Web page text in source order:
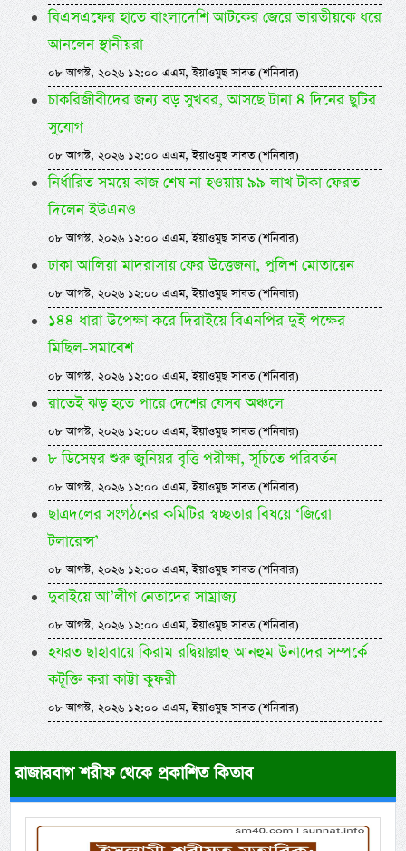
বিএসএফের হাতে বাংলাদেশি আটকের জেরে ভারতীয়কে ধরে
আনলেন স্থানীয়রা
০৮ আগস্ট, ২০২৬ ১২:০০ এএম, ইয়াওমুছ সাবত (শনিবার)
চাকরিজীবীদের জন্য বড় সুখবর, আসছে টানা ৪ দিনের ছুটির
সুযোগ
০৮ আগস্ট, ২০২৬ ১২:০০ এএম, ইয়াওমুছ সাবত (শনিবার)
নির্ধারিত সময়ে কাজ শেষ না হওয়ায় ৯৯ লাখ টাকা ফেরত
দিলেন ইউএনও
০৮ আগস্ট, ২০২৬ ১২:০০ এএম, ইয়াওমুছ সাবত (শনিবার)
ঢাকা আলিয়া মাদরাসায় ফের উত্তেজনা, পুলিশ মোতায়েন
০৮ আগস্ট, ২০২৬ ১২:০০ এএম, ইয়াওমুছ সাবত (শনিবার)
১৪৪ ধারা উপেক্ষা করে দিরাইয়ে বিএনপির দুই পক্ষের
মিছিল-সমাবেশ
০৮ আগস্ট, ২০২৬ ১২:০০ এএম, ইয়াওমুছ সাবত (শনিবার)
রাতেই ঝড় হতে পারে দেশের যেসব অঞ্চলে
০৮ আগস্ট, ২০২৬ ১২:০০ এএম, ইয়াওমুছ সাবত (শনিবার)
৮ ডিসেম্বর শুরু জুনিয়র বৃত্তি পরীক্ষা, সূচিতে পরিবর্তন
০৮ আগস্ট, ২০২৬ ১২:০০ এএম, ইয়াওমুছ সাবত (শনিবার)
ছাত্রদলের সংগঠনের কমিটির স্বচ্ছতার বিষয়ে ‘জিরো
টলারেন্স’
০৮ আগস্ট, ২০২৬ ১২:০০ এএম, ইয়াওমুছ সাবত (শনিবার)
দুবাইয়ে আ’লীগ নেতাদের সাম্রাজ্য
০৮ আগস্ট, ২০২৬ ১২:০০ এএম, ইয়াওমুছ সাবত (শনিবার)
হযরত ছাহাবায়ে কিরাম রদ্বিয়াল্লাহু আনহুম উনাদের সম্পর্কে
কটূক্তি করা কাট্টা কুফরী
০৮ আগস্ট, ২০২৬ ১২:০০ এএম, ইয়াওমুছ সাবত (শনিবার)
রাজারবাগ শরীফ থেকে প্রকাশিত কিতাব